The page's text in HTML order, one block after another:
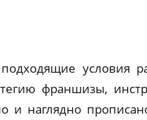
условия
франшизы,
и наглядно